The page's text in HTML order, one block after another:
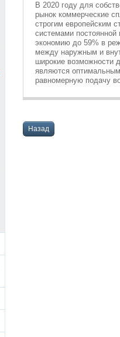
В 2020 году для
рынок коммерческие
строгим европейским
системами постоянной
экономию до 59% в
между наружным и
широкие возможности
являются
равномерную подачу
Назад